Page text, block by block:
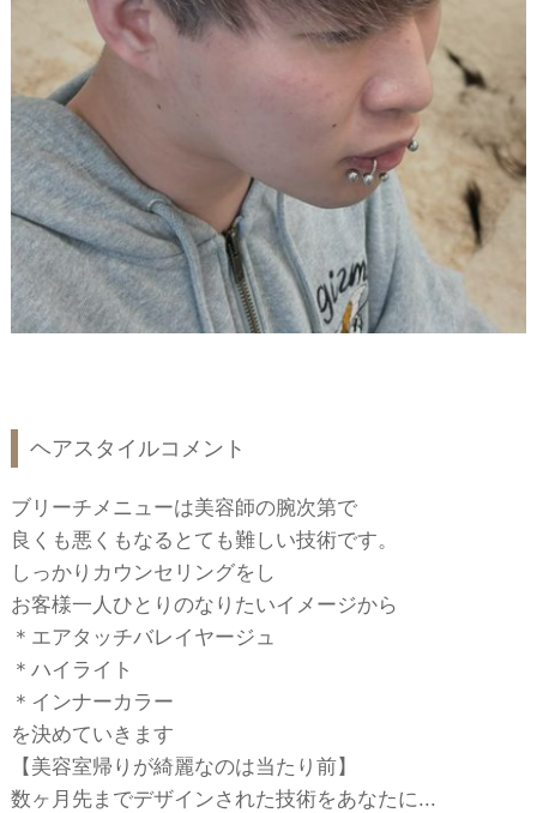
ヘアスタイルコメント
ブリーチメニューは美容師の腕次第で
良くも悪くもなるとても難しい技術です。
しっかりカウンセリングをし
お客様一人ひとりのなりたいイメージから
＊エアタッチバレイヤージュ
＊ハイライト
＊インナーカラー
を決めていきます
【美容室帰りが綺麗なのは当たり前】
数ヶ月先までデザインされた技術をあなたに...